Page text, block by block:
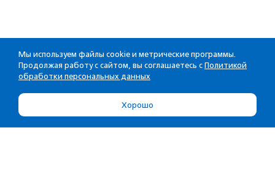
Мы используем файлы cookie и метрические программы.
Продолжая работу с сайтом, вы соглашаетесь с Политикой
обработки персональных данных
Хорошо